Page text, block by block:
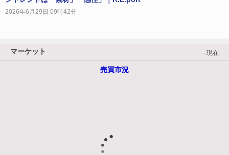
2026年6月29日 09時42分
マーケット - 現在
売買市況